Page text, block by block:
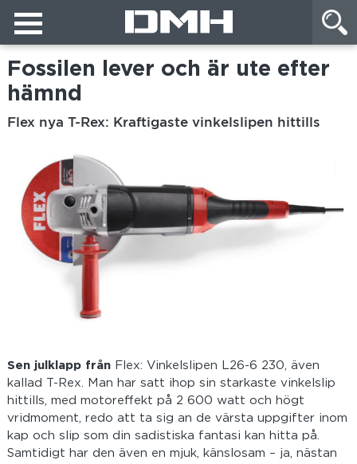
Fossilen lever och är ute efter
hämnd
Flex nya T-Rex: Kraftigaste vinkelslipen hittills
Sen julklapp frånFlex: Vinkelslipen L26-6 230, även
kallad T-Rex. Man har satt ihop sin starkaste vinkelslip
hittills, med motoreffekt på 2 600 watt och högt
vridmoment, redo att ta sig an de värsta uppgifter inom
kap och slip som din sadistiska fantasi kan hitta på.
Samtidigt har den även en mjuk, känslosam – ja, nästan